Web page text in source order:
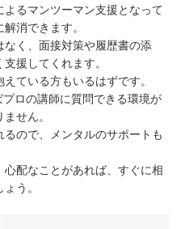
るマンツーマン支援となって
消できます。
く、面接対策や履歴書の添
援してくれます。
ている方もいるはずです。
ロの講師に質問できる環境が
せん。
ので、メンタルのサポートも
配なことがあれば、すぐに相
う。